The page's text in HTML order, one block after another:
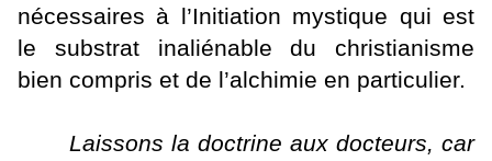
nécessaires à l’Initiation mystique qui est
le substrat inaliénable du christianisme
bien compris et de l’alchimie en particulier.
Laissons la doctrine aux docteurs, car